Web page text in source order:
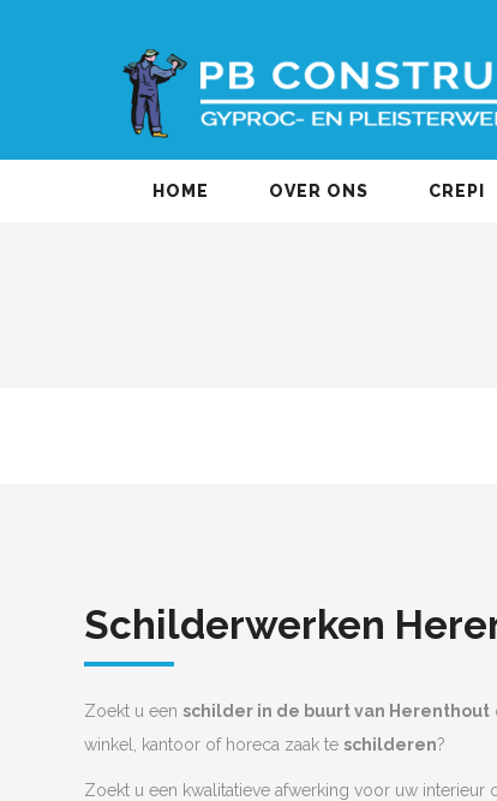
HOME OVER ONS CREPI
Schilderwerken
Zoekt u een schilder in de buurt van Herenthout
winkel, kantoor of horeca zaak te schilderen?
Zoekt u een kwalitatieve afwerking voor uw interieur